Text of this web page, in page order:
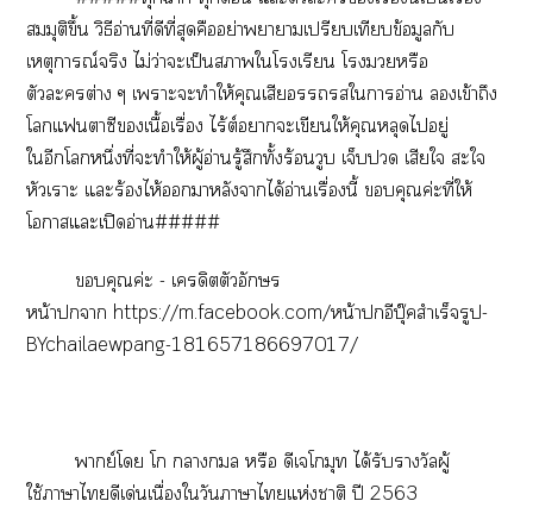
สมมุติขึ้น วิธีอ่านที่ดีที่สุดคืออย่าาาเปรียบเทียบข้อมูลกับ
เหตุการณ์จริง ไม่ว่าะเป็นาใโเรียน โหรือ
ตัวะต่าง ๆ เาะะทำให้คุณเสียใาอ่าน เข้าถึง
โแาซีเนื้อเรื่อง ไร้ต์าะเขียนให้คุณหลุดไอยู่
ใอีกโหนึ่งที่ะทำให้ผู้อ่านรู้สึกทั้งร้อนวูบ เจ็บ เสียใ ะใ
หัวเราะ แะร้องไห้าหลังาได้อ่านเรื่องนี้ คุณค่ะที่ให้
โาแะเปิดอ่าน#####
คุณค่ะ - เครดิตตัวอักษร
หน้าา https://m.facebook.com/หน้าอีบุ๊คสำเร็จรูป-
BYchailaewpang-181657186697017/
พากย์โ โก า หรือ ดีเโกมุท ได้รับรางวัลผู้
ใช้าาไดีเด่นเนื่องใวันาาไแห่งาติ ปี 2563